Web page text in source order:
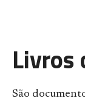
Livros
São